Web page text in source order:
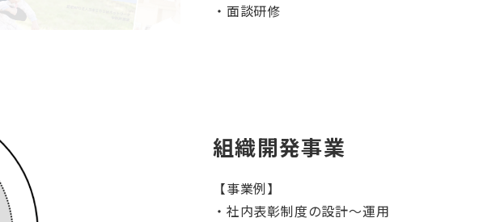
・面談研修
組織開発事業
【事業例】
・社内表彰制度の設計〜運用